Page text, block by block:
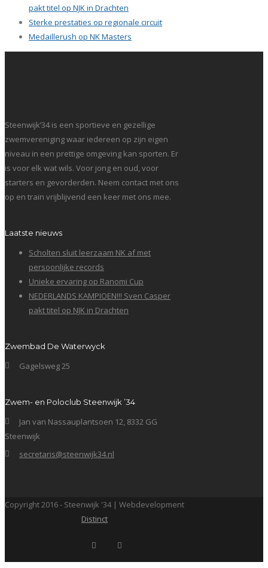
pakt titel op NJK in Drachten
Sterke prestaties op regionale circuit
Medaillerush op NK Masters
Steenwijk’34 is een sportieve en gezellige
zwemvereniging waar iedereen op zijn eigen
niveau in een prettige omgeving kan sporten. Er
is voor elk wat wils. Voor jong en oud, voor
starters en gevorderden. Neem contact met ons
op en train vrijblijvend een keer met ons mee.
Laatste nieuws
Scholten sluit leerzaam NK af met
persoonlijke records
Unieke ervaring op Ranomi Cup
NEDERLANDS KAMPIOEN!!! Sven Casper
pakt titel op NJK in Drachten
Zwembad De Waterwyck
Gagelsweg 25
Zwem- en Poloclub Steenwijk ’34
Jan van Nassauplantsoen 12, 8332 GG
Steenwijk
secretaris@steenwijk34.nl
Copyright 2016 - Steenwijk '34 | Webdevelopment
Distinct